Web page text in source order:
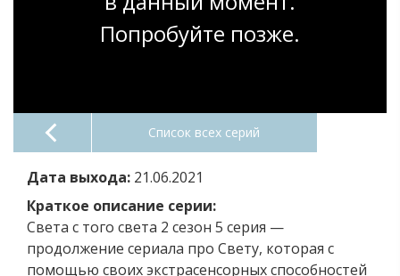
Попробуйте позже.
Список всех серий
Дата выхода: 21.06.2021
Краткое описание серии:
Света с того света 2 сезон 5 серия —
продолжение сериала про Свету, которая с
помощью своих экстрасенсорных способностей